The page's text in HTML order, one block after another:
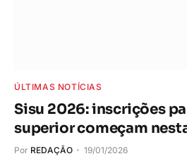
ÚLTIMAS NOTÍCIAS
Sisu 2026: inscrições
superior começam
Por REDAÇÃO 19/01/2026